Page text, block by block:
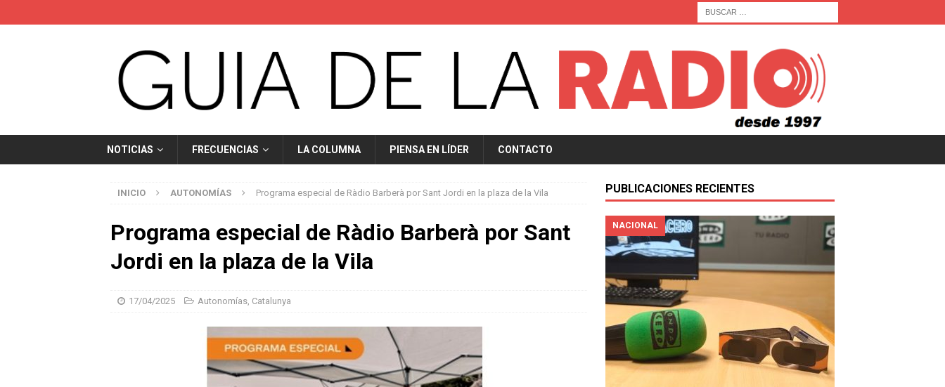
NOTICIAS FRECUENCIAS LA COLUMNA PIENSA EN LÍDER CONTACTO
INICIO AUTONOMÍAS Programa especial de Ràdio Barberà por Sant Jordi en la plaza de la Vila
Programa especial de Ràdio Barberà por Sant
Jordi en la plaza de la Vila
17/04/2025 Autonomías Catalunya
PUBLICACIONES RECIENTES
NACIONAL